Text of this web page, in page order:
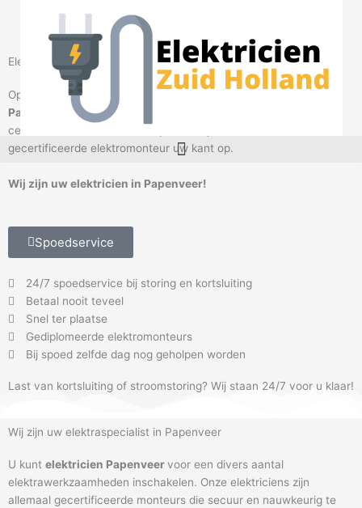
inhoud
M
e
n
Elektricien Papenveer
Op zoek naar een betrouwbare
Papenveer
?Elektricien Papenveer
centralisten en maak een afspraak. Wij sturen direct een
gecertificeerde elektromonteur uw kant op.
Wij zijn uw elektricien in Papenveer!
Spoedservice
24/7 spoedservice bij storing en kortsluiting
Betaal nooit teveel
Snel ter plaatse
Gediplomeerde elektromonteurs
Bij spoed zelfde dag nog geholpen worden
Last van kortsluiting of stroomstoring? Wij staan 24/7 voor u klaar!
Wij zijn uw elektraspecialist in Papenveer
U kunt elektricien Papenveervoor een divers aantal
elektrawerkzaamheden inschakelen. Onze elektriciens zijn
allemaal gecertificeerde monteurs die secuur en nauwkeurig te